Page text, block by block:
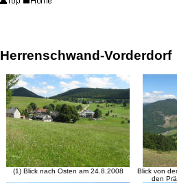
Herrenschwand-Vorderdorf
(1) Blick nach Osten am 24.8.2008
Blick von
den